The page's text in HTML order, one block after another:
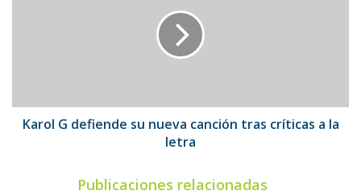
a
Karol G defiende su nueva canción tras críticas a la
letra
Publicaciones relacionadas